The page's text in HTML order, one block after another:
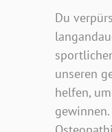
Du
unseren
helfen,